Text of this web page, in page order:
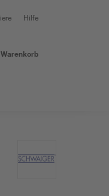
Hilfe
Warenkorb